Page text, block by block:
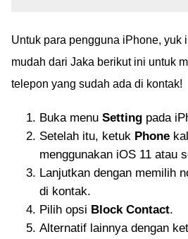
Untuk para pengguna iPhone, yuk
mudah dari Jaka berikut ini untuk
telepon yang sudah ada di kontak!
Buka menu Setting pada
Setelah itu, ketuk Phone
menggunakan iOS 11 atau
Lanjutkan dengan memilih
di kontak.
Pilih opsi Block Contact.
Alternatif lainnya dengan